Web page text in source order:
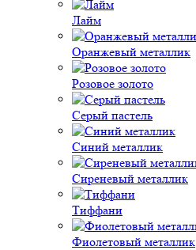
Лайм
Оранжевый металлик
Розовое золото
Серый пастель
Синий металлик
Сиреневый металлик
Тиффани
Фиолетовый металлик